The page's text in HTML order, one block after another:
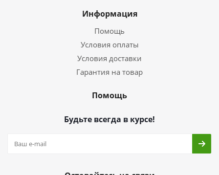
Информация
Помощь
Условия оплаты
Условия доставки
Гарантия на товар
Помощь
Будьте всегда в курсе!